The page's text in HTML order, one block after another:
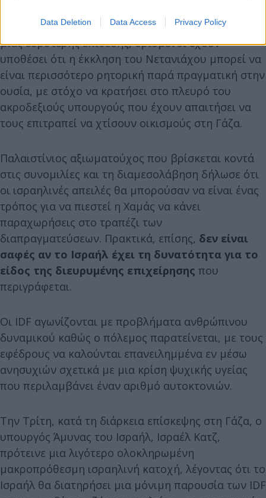
Data Deletion Data Access Privacy Policy
Εν μέσω αμφιβολιών σχετικά με την εφαρμογή
μιας ευρύτερης επίθεσης, ορισμένοι έχουν
υποθέσει ότι η έκκληση του Νετανιάχου μπορεί να
είναι περισσότερο ρητορική παρά πραγματική στην
ουσία, με στόχο να κρατήσει στο πλευρό του
ακροδεξιούς υπουργούς που έχουν απαιτήσει να
τους επιτραπεί να χτίσουν οικισμούς στη Γάζα.
Παλαιστίνιος αξιωματούχος που βρίσκεται κοντά
στις συνομιλίες και τη διαμεσολάβηση δήλωσε ότι
οι ισραηλινές απειλές θα μπορούσαν να είναι ένας
τρόπος για να πιεστεί η Χαμάς να κάνει
παραχωρήσεις στο τραπέζι των
διαπραγματεύσεων. Πρακτικά, επίσης, δεν είναι
σαφές αν το Ισραήλ έχει τη δυνατότητα για το
είδος της διευρυμένης επιχείρησης που
περιγράφεται.
Οι IDF αγωνίζονται με προβλήματα ανθρώπινου
δυναμικού καθώς ο πόλεμος παρατείνεται, με τους
εφέδρους να καλούνται επανειλημμένα εν μέσω
ανησυχιών σχετικά με μια κρίση ψυχικής υγείας
που περιλαμβάνει έναν αριθμό αυτοκτονιών.
Την Τρίτη, κατά τη διάρκεια επίσκεψης στη Γάζα, ο
υπουργός Άμυνας του Ισραήλ, Ισραέλ Κατζ,
πρότεινε μια λιγότερο ολοκληρωμένη
μακροπρόθεσμη ισραηλινή κατοχή, λέγοντας ότι το
Ισραήλ θα διατηρήσει μια μόνιμη παρουσία των IDF